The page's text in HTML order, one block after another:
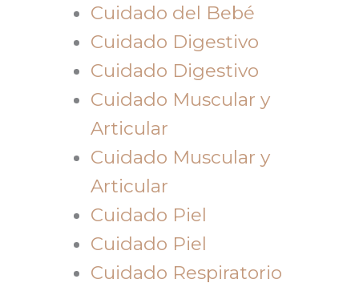
Cuidado del Bebé
Cuidado Digestivo
Cuidado Digestivo
Cuidado Muscular y
Articular
Cuidado Muscular y
Articular
Cuidado Piel
Cuidado Piel
Cuidado Respiratorio